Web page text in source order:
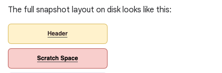
The full snapshot layout on disk looks like this: